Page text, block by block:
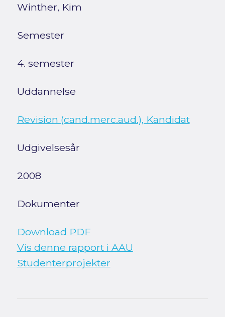
Winther, Kim
Semester
4. semester
Uddannelse
Revision (cand.merc.aud.), Kandidat
Udgivelsesår
2008
Dokumenter
Download PDF
Vis denne rapport i AAU
Studenterprojekter